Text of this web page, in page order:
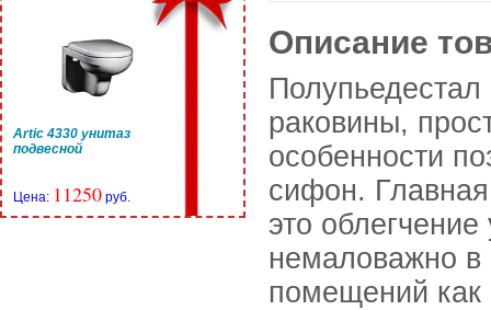
Artic 4330 унитаз
подвесной
Цена: 11250 руб.
Описание
раковины,
особенности
сифон.
это
немаловажно в
помещений как